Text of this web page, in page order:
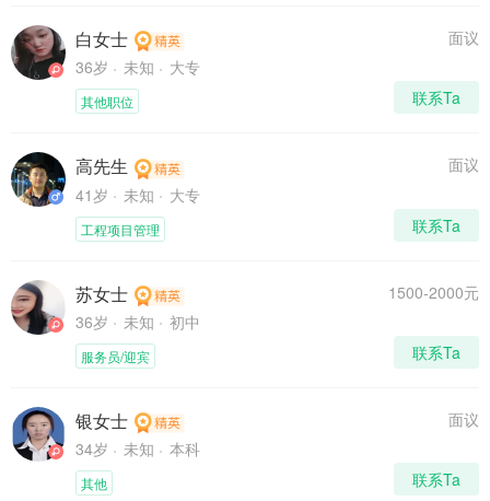
面议
白女士
36岁 未知
大专
联系Ta
其他职位
面议
高先生
41岁 未知
大专
联系Ta
工程项目管理
1500-2000元
苏女士
36岁 未知
初中
联系Ta
服务员/迎宾
面议
银女士
34岁 未知
本科
联系Ta
其他